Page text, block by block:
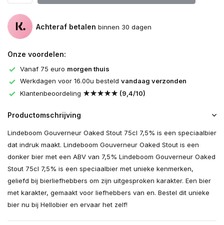
Achteraf betalen binnen 30 dagen
Onze voordelen:
Vanaf 75 euro morgen thuis
Werkdagen voor 16.00u besteld vandaag verzonden
Klantenbeoordeling ★★★★★ (9,4/10)
Productomschrijving
Lindeboom Gouverneur Oaked Stout 75cl 7,5% is een speciaalbier
dat indruk maakt. Lindeboom Gouverneur Oaked Stout is een
donker bier met een ABV van 7,5% Lindeboom Gouverneur Oaked
Stout 75cl 7,5% is een speciaalbier met unieke kenmerken,
geliefd bij bierliefhebbers om zijn uitgesproken karakter. Een bier
met karakter, gemaakt voor liefhebbers van en. Bestel dit unieke
bier nu bij Hellobier en ervaar het zelf!